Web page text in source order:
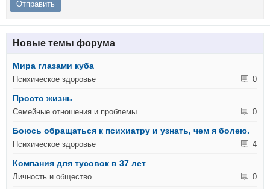
Новые темы форума
Мира глазами куба
Психическое здоровье 0
Просто жизнь
Семейные отношения и проблемы 0
Боюсь обращаться к психиатру и узнать, чем я болею.
Психическое здоровье 4
Компания для тусовок в 37 лет
Личность и общество 0